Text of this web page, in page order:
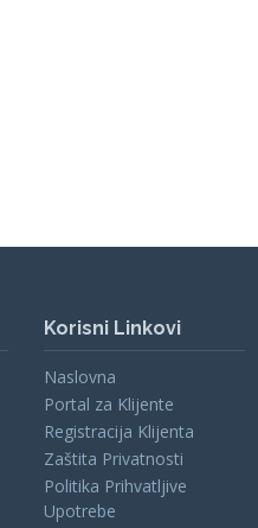
Korisni Linkovi
Naslovna
Portal za Klijente
Registracija Klijenta
Zaštita Privatnosti
Politika Prihvatljive
Upotrebe